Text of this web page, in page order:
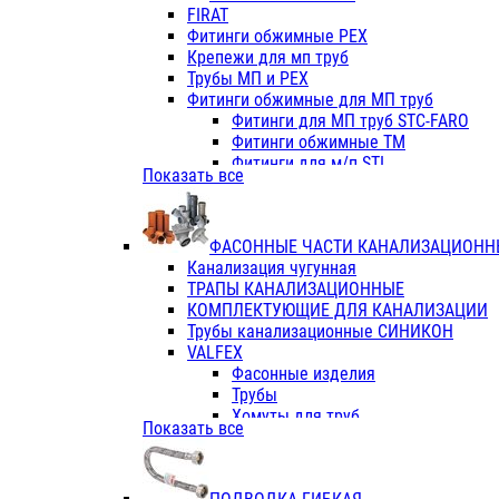
Фитинги ПП белые
Фитинги ПП белые
Фитинги ППс металл.белые
VALFEX
Трубы PE-RT
Трубы ПП водопровод белые
Трубы ПП водопровод серые
Трубы армированные
Трубы армированные
Фитинги с металл. серые
Фитинги ПП (серые)
Фитинги ПП белые
Краны
Фитинги ПП (белые)
Фитинги ПП с металлом белые
ПК КОНТУР
Краны полипропиленовые
Трубы полипропиленивые
FIRAT
Фитинги обжимные PEX
Крепежи для мп труб
Трубы МП и PEX
Фитинги обжимные для МП труб
Фитинги для МП труб STC-FARO
Фитинги обжимные ТМ
Фитинги для м/п STI
Фитинги для МП труб TITAN
TK
VALFEX
Показать все
ФАСОННЫЕ ЧАСТИ
Канализация чугунная
ТРАПЫ КАНАЛИЗАЦИОННЫЕ
КОМПЛЕКТУЮЩИЕ ДЛЯ КАНАЛИЗАЦИИ
Трубы канализационные СИНИКОН
VALFEX
Фасонные изделия
Трубы
Хомуты для труб
ПВХ (стройполимер)
Показать все